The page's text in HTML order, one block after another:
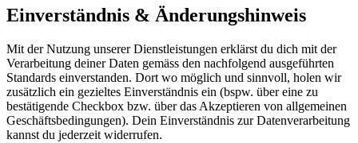
Einverständnis & Änderungshinweis
Mit der Nutzung unserer Dienstleistungen erklärst du dich mit der
Verarbeitung deiner Daten gemäss den nachfolgend ausgeführten
Standards einverstanden. Dort wo möglich und sinnvoll, holen wir
zusätzlich ein gezieltes Einverständnis ein (bspw. über eine zu
bestätigende Checkbox bzw. über das Akzeptieren von allgemeinen
Geschäftsbedingungen). Dein Einverständnis zur Datenverarbeitung
kannst du jederzeit widerrufen.